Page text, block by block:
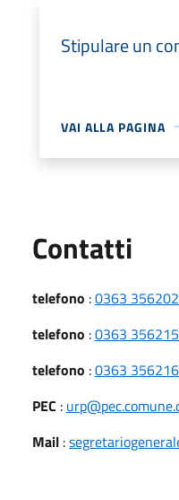
Stipulare un
VAI ALLA PAGINA
Contatti
telefono :0363 356202
telefono :0363 356215
telefono :0363 356216
PEC :
Mail :